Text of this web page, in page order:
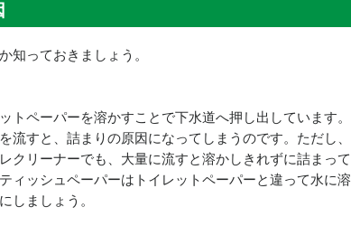
知っておきましょう。
トペーパーを溶かすことで下水道へ押し出しています。
流すと、詰まりの原因になってしまうのです。ただし、
クリーナーでも、大量に流すと溶かしきれずに詰まって
ィッシュペーパーはトイレットペーパーと違って水に溶
しましょう。